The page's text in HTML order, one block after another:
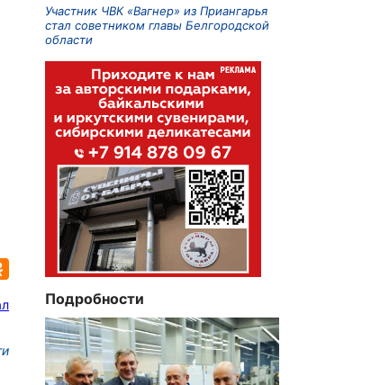
Участник ЧВК «Вагнер» из Приангарья
стал советником главы Белгородской
области
Подробности